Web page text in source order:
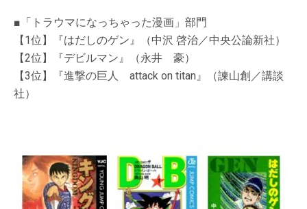
■「トラウマになっちゃった漫画」部門
【1位】『はだしのゲン』（中沢 啓治／中央公論新社）
【2位】『デビルマン』（永井 豪）
【3位】『進撃の巨人 attack on titan』（諫山創／講談
社）